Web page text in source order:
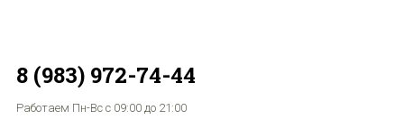
8 (983) 972-74-44
Работаем Пн-Вс с 09:00 до 21:00